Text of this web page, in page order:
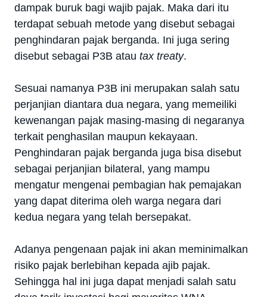
dampak buruk bagi wajib pajak. Maka dari itu
terdapat sebuah metode yang disebut sebagai
penghindaran pajak berganda. Ini juga sering
disebut sebagai P3B atau tax treaty.
Sesuai namanya P3B ini merupakan salah satu
perjanjian diantara dua negara, yang memeiliki
kewenangan pajak masing-masing di negaranya
terkait penghasilan maupun kekayaan.
Penghindaran pajak berganda juga bisa disebut
sebagai perjanjian bilateral, yang mampu
mengatur mengenai pembagian hak pemajakan
yang dapat diterima oleh warga negara dari
kedua negara yang telah bersepakat.
Adanya pengenaan pajak ini akan meminimalkan
risiko pajak berlebihan kepada ajib pajak.
Sehingga hal ini juga dapat menjadi salah satu